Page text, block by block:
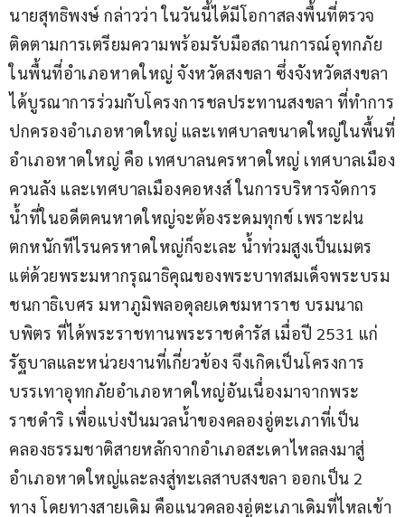
นายสุทธิพงษ์ กล่าวว่า ในวันนี้ได้มีโอกาสลงพื้นที่ตรวจ
ติดตามการเตรียมความพร้อมรับมือสถานการณ์อุทกภัย
ในพื้นที่อำเภอหาดใหญ่ จังหวัดสงขลา ซึ่งจังหวัดสงขลา
ได้บูรณาการร่วมกับโครงการชลประทานสงขลา ที่ทำการ
ปกครองอำเภอหาดใหญ่ และเทศบาลขนาดใหญ่ในพื้นที่
อำเภอหาดใหญ่ คือ เทศบาลนครหาดใหญ่ เทศบาลเมือง
ควนลัง และเทศบาลเมืองคอหงส์ ในการบริหารจัดการ
น้ำที่ในอดีตคนหาดใหญ่จะต้องระดมทุกข์ เพราะฝน
ตกหนักทีไรนครหาดใหญ่ก็จะเละ น้ำท่วมสูงเป็นเมตร
แต่ด้วยพระมหากรุณาธิคุณของพระบาทสมเด็จพระบรม
ชนกาธิเบศร มหาภูมิพลอดุลยเดชมหาราช บรมนาถ
บพิตร ที่ได้พระราชทานพระราชดำรัส เมื่อปี 2531 แก่
รัฐบาลและหน่วยงานที่เกี่ยวข้อง จึงเกิดเป็นโครงการ
บรรเทาอุทกภัยอำเภอหาดใหญ่อันเนื่องมาจากพระ
ราชดำริ เพื่อแบ่งปันมวลน้ำของคลองอู่ตะเภาที่เป็น
คลองธรรมชาติสายหลักจากอำเภอสะเดาไหลลงมาสู่
อำเภอหาดใหญ่และลงสู่ทะเลสาบสงขลา ออกเป็น 2
ทาง โดยทางสายเดิม คือแนวคลองอู่ตะเภาเดิมที่ไหลเข้า